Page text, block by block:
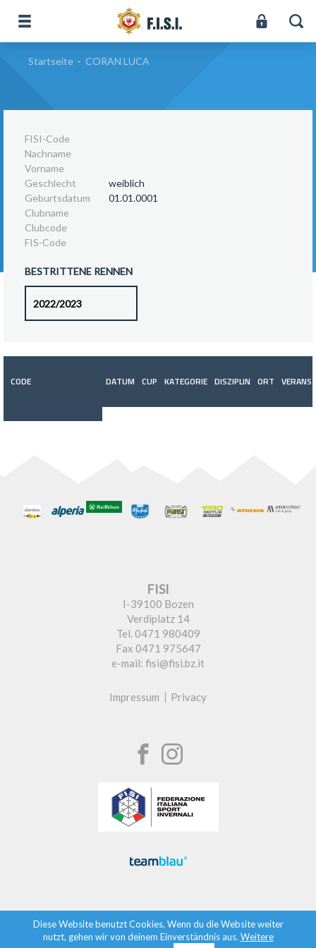
Startseite - CORAN LUCA
FISI-Code
Nachname
Vorname
Geschlecht
weiblich
Geburtsdatum
01.01.0001
Clubname
Clubcode
FIS-Code
BESTRITTENE RENNEN
CODE DATUM CUP KATEGORIE DISZIPLIN ORT
FISI
I-39100 Bozen
Verdiplatz 14
Tel. 0471 980409
Fax 0471 975647
e-mail: fisi@fisi.bz.it
Impressum Privacy
Diese Website benutzt Cookies. Wenn du die Website weiter
nutzt, gehen wir von deinem Einverständnis aus. Weitere